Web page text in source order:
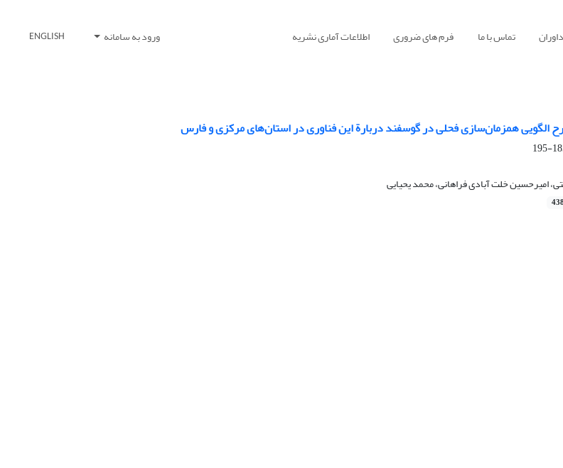
داوران تماس با ما فرم های ضروری اطلاعات آماری نشریه ورود به سامانه ENGLISH
همزمان‌سازی فحلی در گوسفند دربارة این فناوری در استان‌های مرکزی و فارس
امیرحسین خلت آبادی فراهانی، محمد یحیایی